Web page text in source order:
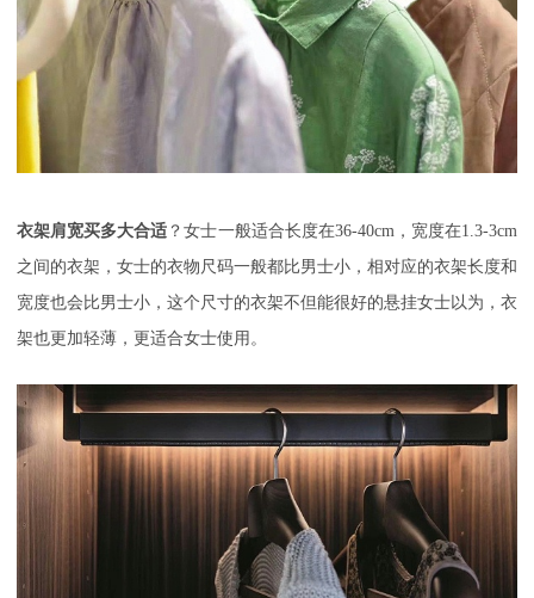
衣架肩宽买多大合适 ？女士一般适合长度在36-40cm，宽度在1.3-3cm
之间的衣架，女士的衣物尺码一般都比男士小，相对应的衣架长度和
宽度也会比男士小，这个尺寸的衣架不但能很好的悬挂女士以为，衣
架也更加轻薄，更适合女士使用。